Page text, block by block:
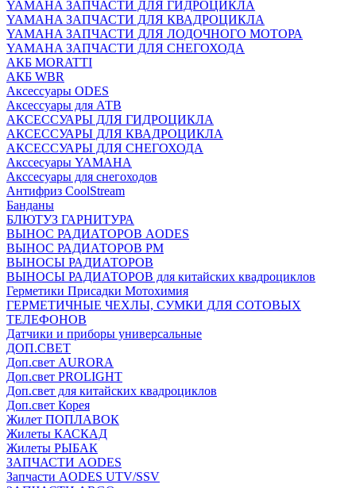
YAMAHA ЗАПЧАСТИ ДЛЯ ГИДРОЦИКЛА
YAMAHA ЗАПЧАСТИ ДЛЯ КВАДРОЦИКЛА
YAMAHA ЗАПЧАСТИ ДЛЯ ЛОДОЧНОГО МОТОРА
YAMAHA ЗАПЧАСТИ ДЛЯ СНЕГОХОДА
АКБ MORATTI
АКБ WBR
Аксессуары ODES
Аксессуары для АТВ
АКСЕССУАРЫ ДЛЯ ГИДРОЦИКЛА
АКСЕССУАРЫ ДЛЯ КВАДРОЦИКЛА
АКСЕССУАРЫ ДЛЯ СНЕГОХОДА
Акссесуары YAMAHA
Акссесуары для снегоходов
Антифриз CoolStream
Банданы
БЛЮТУЗ ГАРНИТУРА
ВЫНОС РАДИАТОРОВ AODES
ВЫНОС РАДИАТОРОВ РМ
ВЫНОСЫ РАДИАТОРОВ
ВЫНОСЫ РАДИАТОРОВ для китайских квадроциклов
Герметики Присадки Мотохимия
ГЕРМЕТИЧНЫЕ ЧЕХЛЫ, СУМКИ ДЛЯ СОТОВЫХ
ТЕЛЕФОНОВ
Датчики и приборы универсальные
ДОП.СВЕТ
Доп.свет AURORA
Доп.свет PROLIGHT
Доп.свет для китайских квадроциклов
Доп.свет Корея
Жилет ПОПЛАВОК
Жилеты КАСКАД
Жилеты РЫБАК
ЗАПЧАСТИ AODES
Запчасти AODES UTV/SSV